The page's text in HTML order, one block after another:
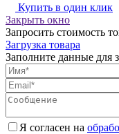
Купить в один клик
Закрыть окно
Запросить стоимость
Загрузка товара
Заполните данные для
Я согласен на